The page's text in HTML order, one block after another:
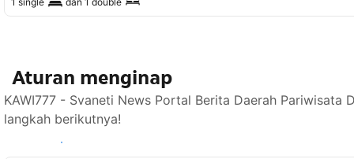
Aturan menginap
KAWI777 - Svaneti News Portal Berita Daerah
langkah berikutnya!
Lihat ketersediaan